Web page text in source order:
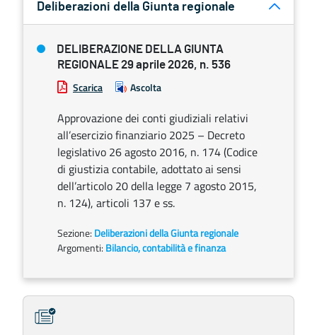
Deliberazioni della Giunta regionale
DELIBERAZIONE DELLA GIUNTA
REGIONALE 29 aprile 2026, n. 536
Scarica Ascolta
Approvazione dei conti giudiziali relativi
all’esercizio finanziario 2025 – Decreto
legislativo 26 agosto 2016, n. 174 (Codice
di giustizia contabile, adottato ai sensi
dell’articolo 20 della legge 7 agosto 2015,
n. 124), articoli 137 e ss.
Sezione: Deliberazioni della Giunta regionale
Argomenti: Bilancio, contabilità e finanza